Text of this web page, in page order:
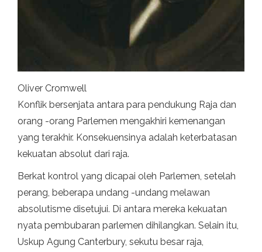
Oliver Cromwell
Konflik bersenjata antara para pendukung Raja dan
orang -orang Parlemen mengakhiri kemenangan
yang terakhir. Konsekuensinya adalah keterbatasan
kekuatan absolut dari raja.
Berkat kontrol yang dicapai oleh Parlemen, setelah
perang, beberapa undang -undang melawan
absolutisme disetujui. Di antara mereka kekuatan
nyata pembubaran parlemen dihilangkan. Selain itu,
Uskup Agung Canterbury, sekutu besar raja,